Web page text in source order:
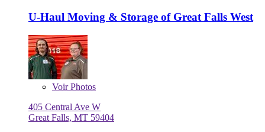
U-Haul Moving & Storage of Great Falls West
VoirPhotos
405 Central Ave W
Great Falls, MT 59404